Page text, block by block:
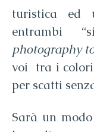
turistica ed
entrambi
photography
voi tra i colori
per scatti
Sarà un